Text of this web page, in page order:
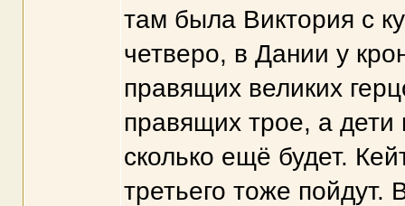
там была Виктория с
четверо, в Дании у
правящих великих
правящих трое, а
сколько ещё будет.
третьего тоже